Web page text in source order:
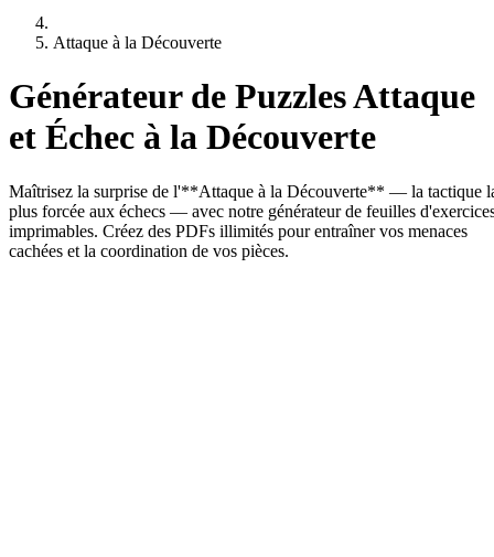
Attaque à la Découverte
Générateur de Puzzles Attaque
et Échec à la Découverte
Maîtrisez la surprise de l'**Attaque à la Découverte** — la tactique
plus forcée aux échecs — avec notre générateur de feuilles
imprimables. Créez des PDFs illimités pour entraîner vos menaces
cachées et la coordination de vos pièces.